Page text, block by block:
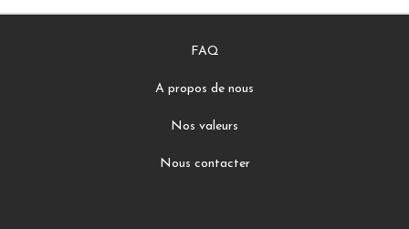
FAQ
A propos de nous
Nos valeurs
Nous contacter